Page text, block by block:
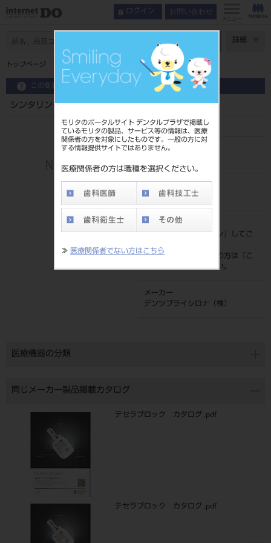
モリタのポータルサイト デンタルプラザで掲載し
ているモリタの製品、サービス等の情報は、医療
関係者の方を対象にしたものです。一般の方に対
する情報提供サイトではありません。
医療関係者の方は職種を選択ください。
≫ 医療関係者でない方はこちら
ログイン お問い合わせ
メニュー
詳細
トップページ シンタリングカップ （ｉｎＦｉｒｅ）
この商品に関するお問い合わせ
シンタリングカップ （ｉｎＦｉｒｅ）
品目コード
4571204913244
標準価格
価格の確認は『ログイン
』してご
ネット会員登録がまだの方は『
こ
ちら』より登録ください。
メーカー
デンツプライシロナ（株）
医療機器の分類
同じメーカー製品掲載カタログ
テセラブロック カタログ .pdf
テセラブロック カタログ .pdf